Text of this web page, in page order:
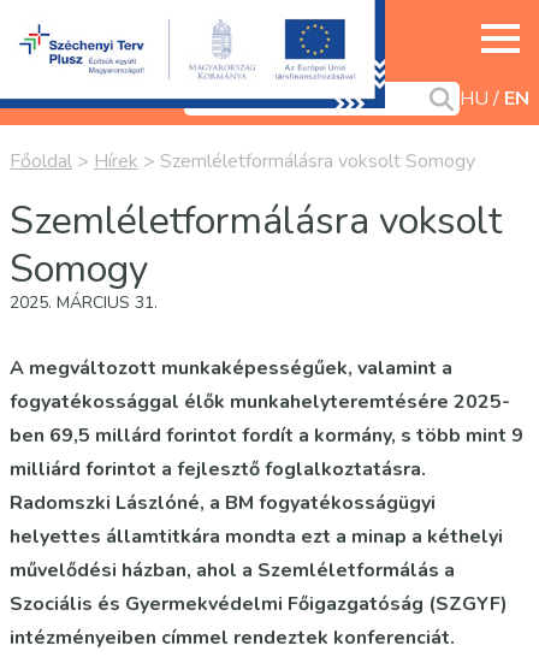
HU EN
Főoldal > Hírek > Szemléletformálásra voksolt Somogy
Szemléletformálásra voksolt
Somogy
2025. MÁRCIUS 31.
A megváltozott munkaképességűek, valamint a
fogyatékossággal élők munkahelyteremtésére 2025-
ben 69,5 millárd forintot fordít a kormány, s több mint 9
milliárd forintot a fejlesztő foglalkoztatásra.
Radomszki Lászlóné, a BM fogyatékosságügyi
helyettes államtitkára mondta ezt a minap a kéthelyi
művelődési házban, ahol a Szemléletformálás a
Szociális és Gyermekvédelmi Főigazgatóság (SZGYF)
intézményeiben címmel rendeztek konferenciát.